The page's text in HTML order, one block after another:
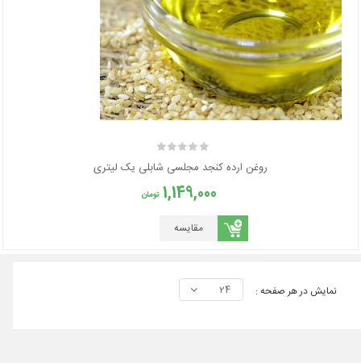
روغن ارده کنجد مجلسی شابلی یک لیتری
1,149,000 تومان
مقایسه
نمایش در هر صفحه : 24